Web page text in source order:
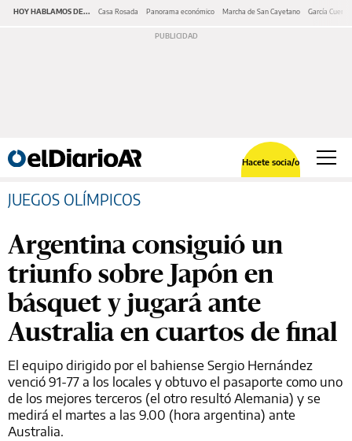
HOY HABLAMOS DE... Casa Rosada Panorama económico Marcha de San Cayetano García Cuerva
Hacete socia/o
JUEGOS OLÍMPICOS
Argentina consiguió un
triunfo sobre Japón en
básquet y jugará ante
Australia en cuartos de final
El equipo dirigido por el bahiense Sergio Hernández
venció 91-77 a los locales y obtuvo el pasaporte como uno
de los mejores terceros (el otro resultó Alemania) y se
medirá el martes a las 9.00 (hora argentina) ante
Australia.